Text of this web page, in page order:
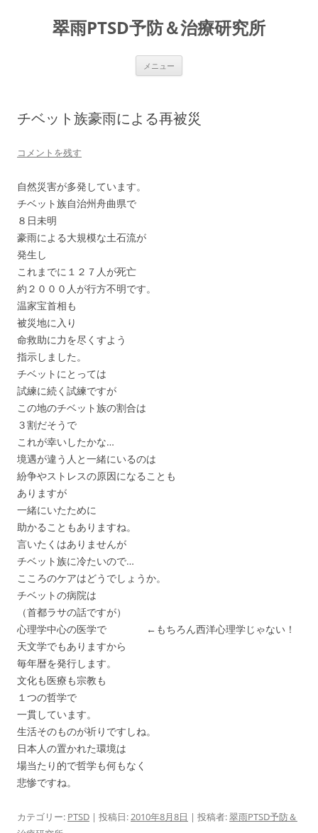
翠雨PTSD予防＆治療研究所
メニュー
チベット族豪雨による再被災
コメントを残す
自然災害が多発しています。
チベット族自治州舟曲県で
８日未明
豪雨による大規模な土石流が
発生し
これまでに１２７人が死亡
約２０００人が行方不明です。
温家宝首相も
被災地に入り
命救助に力を尽くすよう
指示しました。
チベットにとっては
試練に続く試練ですが
この地のチベット族の割合は
３割だそうで
これが幸いしたかな…
境遇が違う人と一緒にいるのは
紛争やストレスの原因になることも
ありますが
一緒にいたために
助かることもありますね。
言いたくはありませんが
チベット族に冷たいので…
こころのケアはどうでしょうか。
チベットの病院は
（首都ラサの話ですが）
心理学中心の医学で ←もちろん西洋心理学じゃない！
天文学でもありますから
毎年暦を発行します。
文化も医療も宗教も
１つの哲学で
一貫しています。
生活そのものが祈りですしね。
日本人の置かれた環境は
場当たり的で哲学も何もなく
悲惨ですね。
カテゴリー: PTSD | 投稿日:2010年8月8日 | 投稿者:翠雨PTSD予防＆